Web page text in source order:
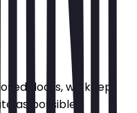
doors, we keep
as possible.